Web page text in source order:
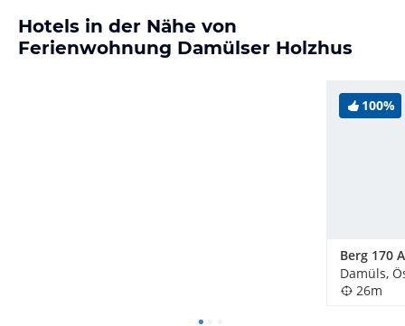
Hotels in der Nähe von
Ferienwohnung Damülser Holzhus
100%
Damüls,
26m